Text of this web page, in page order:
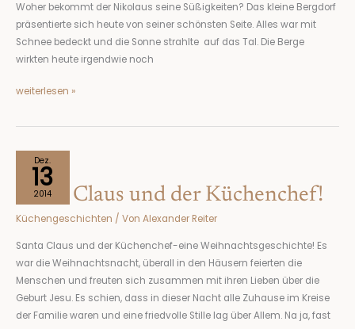
Woher bekommt der Nikolaus seine Süßigkeiten? Das kleine Bergdorf
präsentierte sich heute von seiner schönsten Seite. Alles war mit
Schnee bedeckt und die Sonne strahlte auf das Tal. Die Berge
wirkten heute irgendwie noch
weiterlesen »
Dez.
13
2014
Santa Claus und der Küchenchef!
Küchengeschichten / Von Alexander Reiter
Santa Claus und der Küchenchef-eine Weihnachtsgeschichte! Es
war die Weihnachtsnacht, überall in den Häusern feierten die
Menschen und freuten sich zusammen mit ihren Lieben über die
Geburt Jesu. Es schien, dass in dieser Nacht alle Zuhause im Kreise
der Familie waren und eine friedvolle Stille lag über Allem. Na ja, fast
Santa
Claus
Küchenchef!